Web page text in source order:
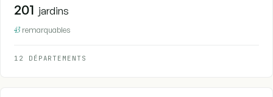
201 jardins
43 remarquables
12 DÉPARTEMENTS